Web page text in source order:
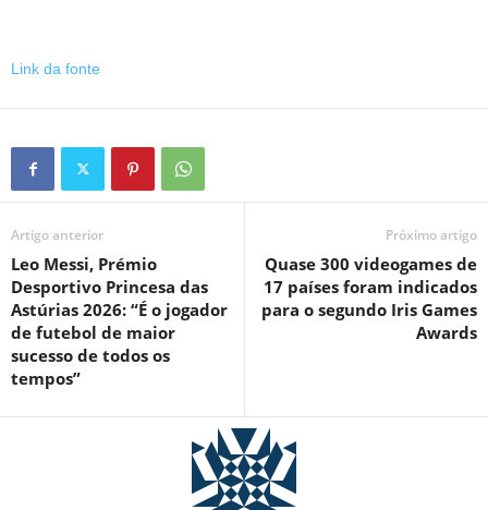
Link da fonte
Artigo anterior
Leo Messi, Prémio
Desportivo Princesa das
Astúrias 2026: “É o jogador
de futebol de maior
sucesso de todos os
tempos”
Próximo artigo
Quase 300 videogames de
17 países foram indicados
para o segundo Iris Games
Awards